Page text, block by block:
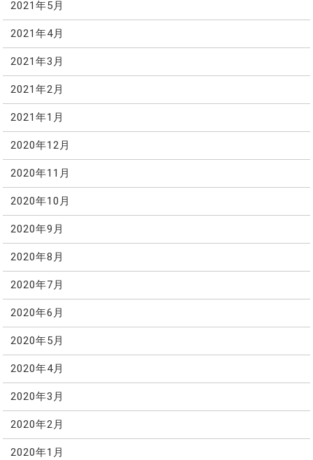
2021年5月
2021年4月
2021年3月
2021年2月
2021年1月
2020年12月
2020年11月
2020年10月
2020年9月
2020年8月
2020年7月
2020年6月
2020年5月
2020年4月
2020年3月
2020年2月
2020年1月